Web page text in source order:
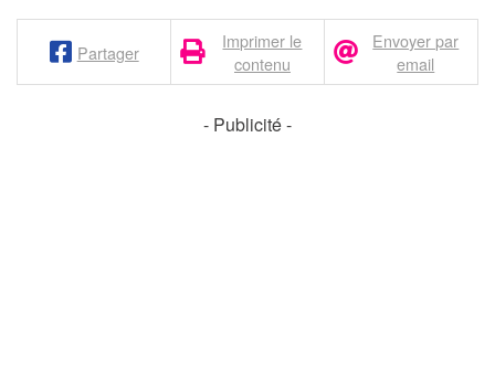
Partager
Imprimer le
contenu
Envoyer par
email
- Publicité -